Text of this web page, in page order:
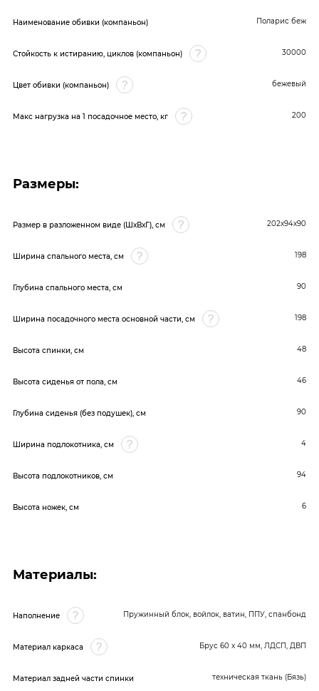
Наименование обивки (компаньон) Поларис беж
Стойкость к истиранию, циклов (компаньон) 30000
Цвет обивки (компаньон) бежевый
Макс нагрузка на 1 посадочное место, кг 200
Размеры:
Размер в разложенном виде (ШхВхГ), см 202х94х90
Ширина спального места, см 198
Глубина спального места, см 90
Ширина посадочного места основной части, см 198
Высота спинки, см 48
Высота сиденья от пола, см 46
Глубина сиденья (без подушек), см 90
Ширина подлокотника, см 4
Высота подлокотников, см 94
Высота ножек, см 6
Материалы:
Наполнение Пружинный блок, войлок, ватин, ППУ, спанбонд
Материал каркаса Брус 60 x 40 мм, ЛДСП, ДВП
Материал задней части спинки техническая ткань (Бязь)